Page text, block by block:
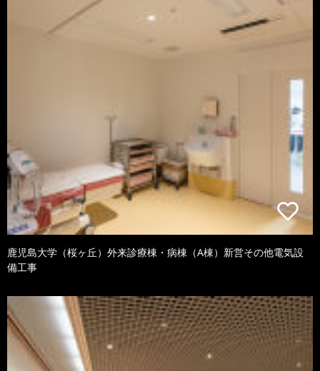
鹿児島大学（桜ヶ丘）外来診療棟・病棟（A棟）新営その他電気設
備工事